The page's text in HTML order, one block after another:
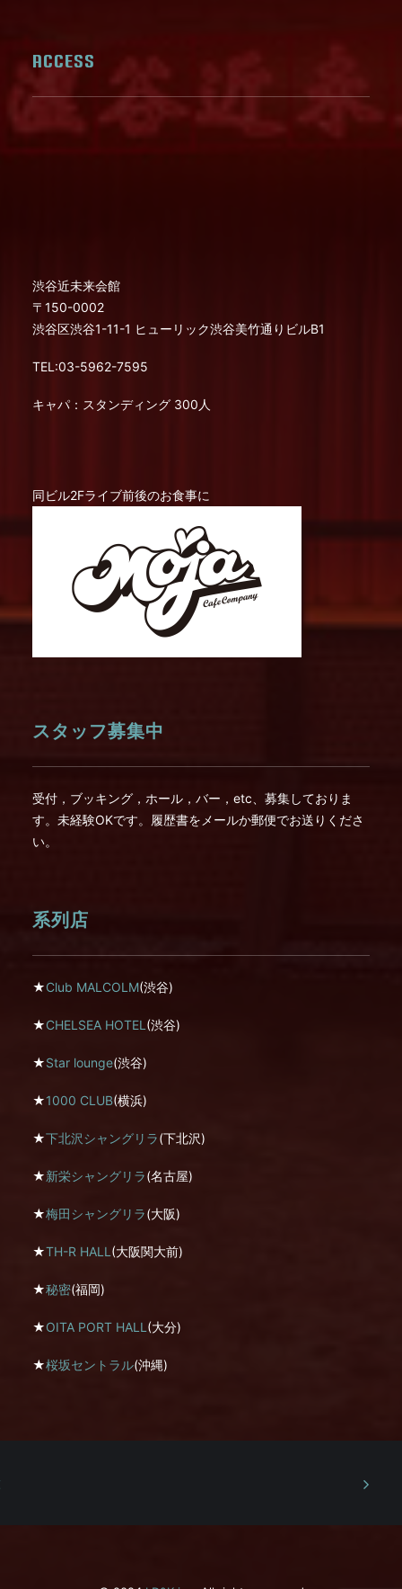
ACCESS
渋谷近未来会館
〒150-0002
渋谷区渋谷1-11-1 ヒューリック渋谷美竹通りビルB1
TEL:03-5962-7595
キャパ：スタンディング 300人
同ビル2Fライブ前後のお食事に
スタッフ募集中
受付，ブッキング，ホール，バー，etc、募集しておりま
す。未経験OKです。履歴書をメールか郵便でお送りくださ
い。
系列店
★Club MALCOLM(渋谷)
★CHELSEA HOTEL (渋谷)
★Star lounge(渋谷)
★1000 CLUB(横浜)
★下北沢シャングリラ(下北沢)
★新栄シャングリラ(名古屋)
★梅田シャングリラ(大阪)
★TH-R HALL (大阪関大前)
★秘密(福岡)
★OITA PORT HALL (大分)
★桜坂セントラル(沖縄)